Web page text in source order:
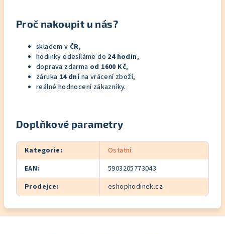
Proč nakoupit u nás?
skladem v ČR,
hodinky odesíláme do 24 hodin,
doprava zdarma od 1600 Kč,
záruka 14 dnína vrácení zboží,
reálné hodnocení zákazníky.
Doplňkové parametry
Kategorie:
Ostatní
EAN:
5903205773043
Prodejce: eshophodinek.cz